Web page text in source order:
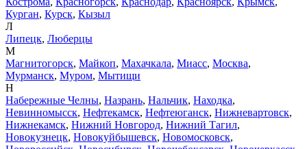
Курган, Курск, Кызыл
Л
Липецк, Люберцы
М
Магнитогорск, Майкоп, Махачкала, Миасс, Москва,
Мурманск, Муром, Мытищи
Н
Набережные Челны, Назрань, Нальчик, Находка,
Невинномысск, Нефтекамск, Нефтеюганск, Нижневартовск,
Нижнекамск, Нижний Новгород, Нижний Тагил,
Новокузнецк, Новокуйбышевск, Новомосковск,